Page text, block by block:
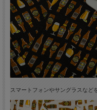
スマートフォンやサングラスなど